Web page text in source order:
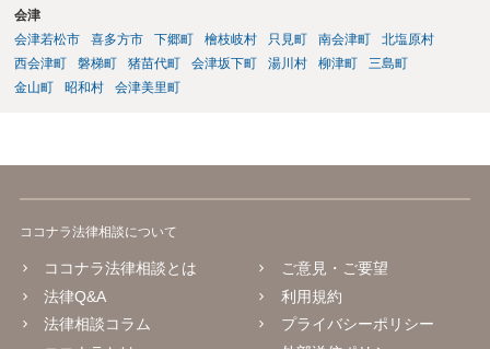
会津
会津若松市
喜多方市 下郷町 檜枝岐村 只見町 南会津町
北塩原村
西会津町
磐梯町 猪苗代町 会津坂下町 湯川村 柳津町
三島町
金山町
昭和村 会津美里町
ココナラ法律相談について
ココナラ法律相談とは
法律Q&A
法律相談コラム
ご意見・ご要望
利用規約
プライバシーポリシー